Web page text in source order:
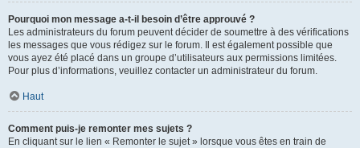
Pourquoi mon message a-t-il besoin d’être approuvé ?
Les administrateurs du forum peuvent décider de soumettre à des vérifications
les messages que vous rédigez sur le forum. Il est également possible que
vous ayez été placé dans un groupe d’utilisateurs aux permissions limitées.
Pour plus d’informations, veuillez contacter un administrateur du forum.
Haut
Comment puis-je remonter mes sujets ?
En cliquant sur le lien « Remonter le sujet » lorsque vous êtes en train de